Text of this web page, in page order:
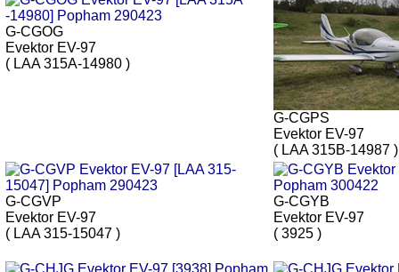
G-CGOG
Evektor EV-97
( LAA 315A-14980 )
G-CGPS
Evektor EV-97
( LAA 315B-14987 )
G-CGVP
Evektor EV-97
( LAA 315-15047 )
G-CGYB
Evektor EV-97
( 3925 )